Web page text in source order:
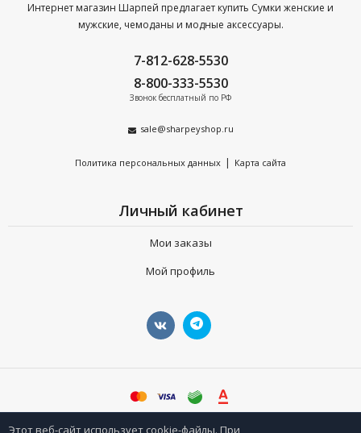
Интернет магазин Шарпей предлагает купить Сумки женские и
мужские, чемоданы и модные аксессуары.
7-812-628-5530
8-800-333-5530
Звонок бесплатный по РФ
sale@sharpeyshop.ru
Политика персональных данных | Карта сайта
Личный кабинет
Мои заказы
Мой профиль
©sharpeyshop.ru
Этот веб-сайт использует cookie-файлы. При